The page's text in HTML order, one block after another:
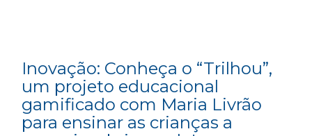
Inovação: Conheça o “Trilhou”,
um projeto educacional
gamificado com Maria Livrão
para ensinar as crianças a